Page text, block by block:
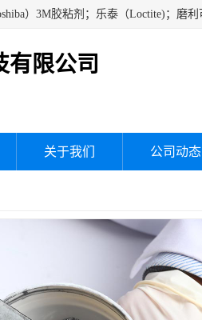
有限公司
关于我们 公司动态